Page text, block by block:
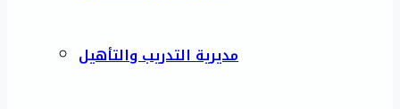
مديرية التدريب والتأهيل